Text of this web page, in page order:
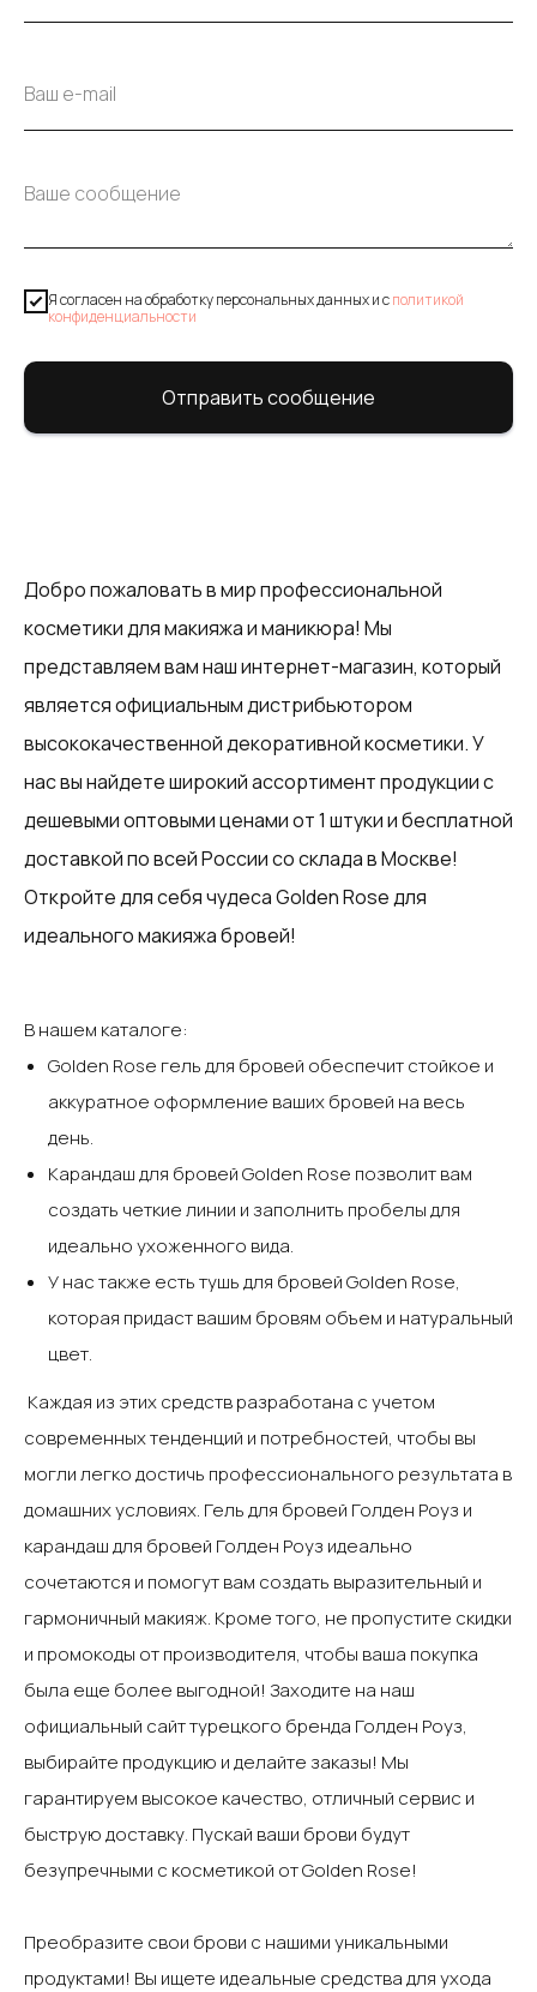
Я согласен на обработку персональных данных и cполитикой
конфиденциальности
Отправить сообщение
Добро пожаловать в мир профессиональной
косметики для макияжа и маникюра! Мы
представляем вам наш интернет-магазин, который
является официальным дистрибьютором
высококачественной декоративной косметики. У
нас вы найдете широкий ассортимент продукции с
дешевыми оптовыми ценами от 1 штуки и бесплатной
доставкой по всей России со склада в Москве!‍
Откройте для себя чудеса Golden Rose для
идеального макияжа бровей!
В нашем каталоге:‍
‍Golden Rose гель для бровей обеспечит стойкое и
аккуратное оформление ваших бровей на весь
день.‍
Карандаш для бровей Golden Rose позволит вам
создать четкие линии и заполнить пробелы для
идеально ухоженного вида.‍
У нас также есть тушь для бровей Golden Rose,
которая придаст вашим бровям объем и натуральный
цвет.‍
‍ Каждая из этих средств разработана с учетом
современных тенденций и потребностей, чтобы вы
могли легко достичь профессионального результата в
домашних условиях. Гель для бровей Голден Роуз и
карандаш для бровей Голден Роуз идеально
сочетаются и помогут вам создать выразительный и
гармоничный макияж.‍ Кроме того, не пропустите скидки
и промокоды от производителя, чтобы ваша покупка
была еще более выгодной!‍ Заходите на наш
официальный сайт турецкого бренда Голден Роуз,
выбирайте продукцию и делайте заказы! Мы
гарантируем высокое качество, отличный сервис и
быструю доставку. Пускай ваши брови будут
безупречными с косметикой от Golden Rose!
Преобразите свои брови с нашими уникальными
продуктами! Вы ищете идеальные средства для ухода